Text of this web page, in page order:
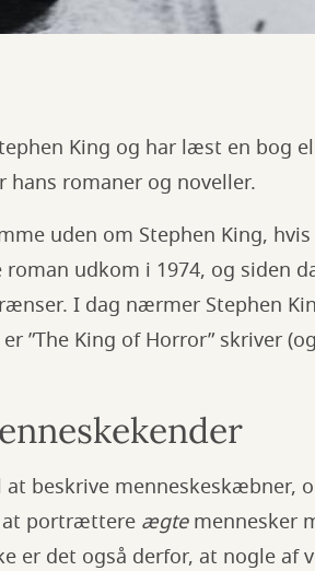
King og har læst en bog
hans romaner og noveller.
uden om Stephen King,
roman udkom i 1974, og siden
I dag nærmer Stephen
”The King of Horror” skriver
beskrive menneskeskæbner,
at portrættere ægtemennesker
er det også derfor, at nogle af